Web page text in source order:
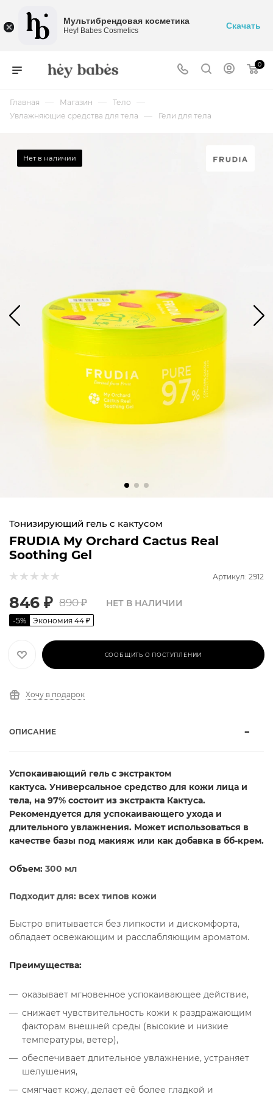
0
Главная — Магазин — Тело —
Увлажняющие средства для тела — Гели для тела
Нет в наличии
Тонизирующий гель с кактусом
FRUDIA My Orchard Cactus Real
Soothing Gel
Артикул: 2912
846 ₽ 890₽
-5% Экономия 44 ₽
НЕТ В НАЛИЧИИ
СООБЩИТЬ О ПОСТУПЛЕНИИ
Хочу в подарок
ОПИСАНИЕ
Успокаивающий гель с экстрактом
кактуса. Универсальное средство для кожи лица и
тела, на 97% состоит из экстракта Кактуса.
Рекомендуется для успокаивающего ухода и
длительного увлажнения. Может использоваться в
качестве базы под макияж или как добавка в бб-крем.
Объем: 300 мл
Подходит для: всех типов кожи
Быстро впитывается без липкости и дискомфорта,
обладает освежающим и расслабляющим ароматом.
Преимущества:
оказывает мгновенное успокаивающее действие,
снижает чувствительность кожи к раздражающим
факторам внешней среды (высокие и низкие
температуры, ветер),
обеспечивает длительное увлажнение, устраняет
шелушения,
смягчает кожу, делает её более гладкой и
Мультибрендовая косметика
Hey! Babes Cosmetics Скачать